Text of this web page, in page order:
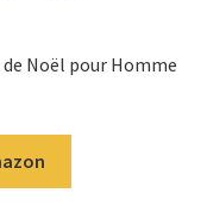
Noël pour Homme